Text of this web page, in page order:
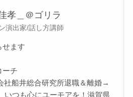
孝＿＠ゴリラ
演出家/話し方講師
せます
ーチ
社船井総合研究所退職＆離婚→
いつも心にユーモアを！滋賀県